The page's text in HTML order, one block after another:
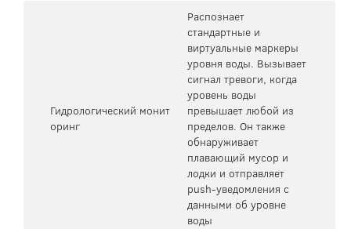
Гидрологический монит
оринг
Распознает
стандартные и
виртуальные маркеры
уровня воды. Вызывает
сигнал тревоги, когда
уровень воды
превышает любой из
пределов. Он также
обнаруживает
плавающий мусор и
лодки и отправляет
push-уведомления с
данными об уровне
воды